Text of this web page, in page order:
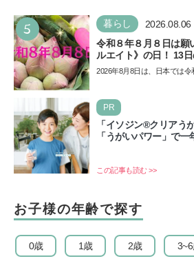
5 暮らし 2026.08.06
令和８年８月８日は願
ルエイト》の日！ 13
日食の影響にも注目
2026年8月8日は、日本では令
PR
「イソジン®クリアう
「うがいパワー」で一
この記事も読む >>
お子様の年齢で探す
0歳 1歳 2歳